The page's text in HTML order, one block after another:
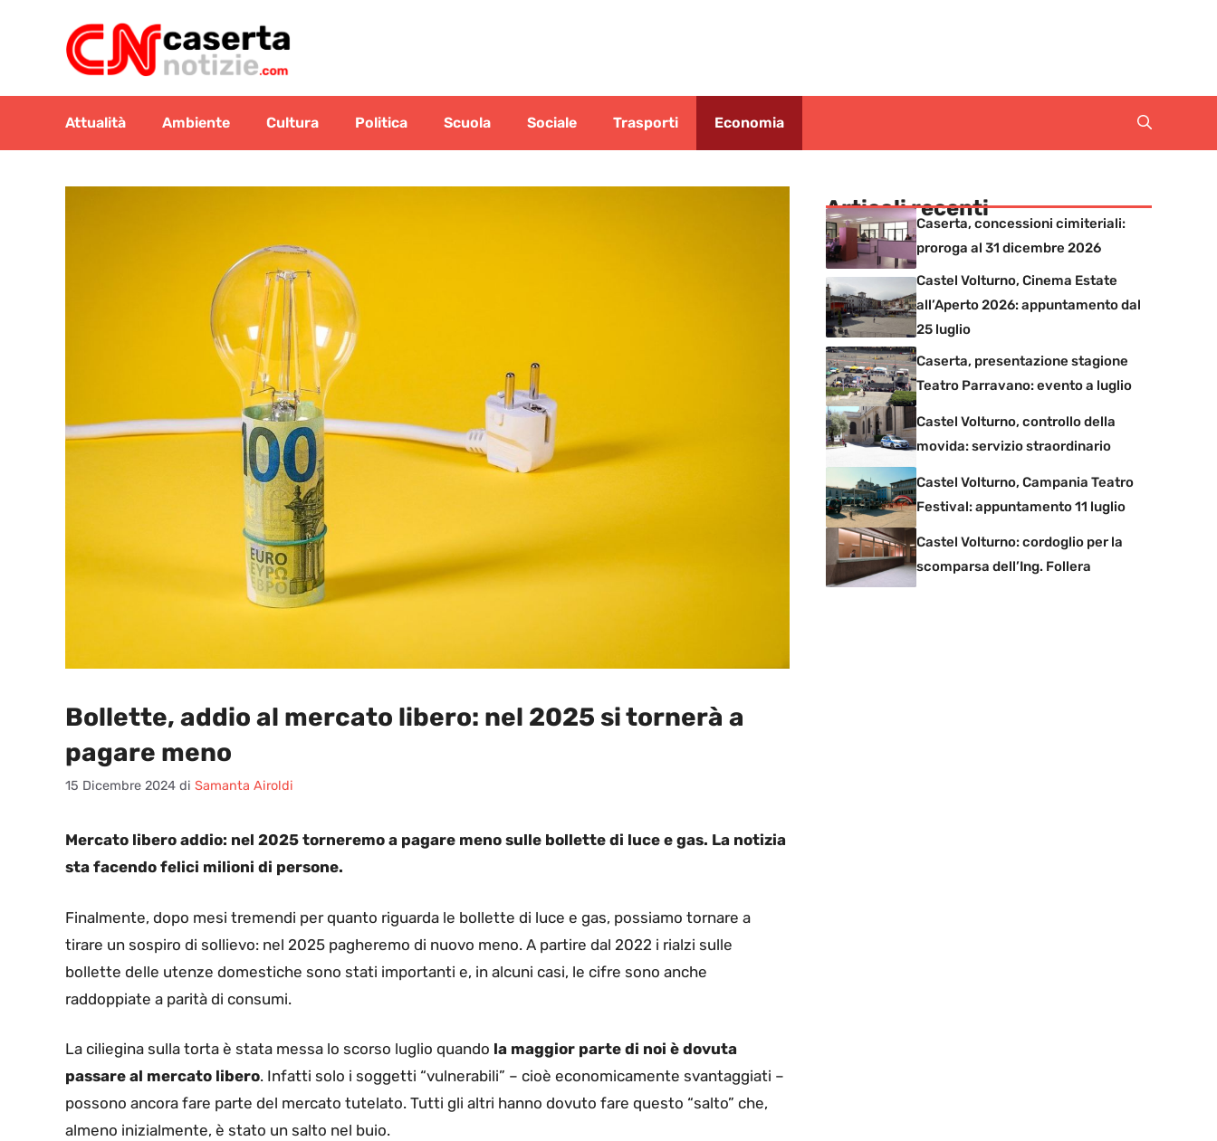
contenuto
Attualità Ambiente Cultura Politica Scuola Sociale Trasporti Economia
Bollette, addio al mercato libero: nel 2025 si tornerà a
pagare meno
15 Dicembre 2024 di Samanta Airoldi
Mercato libero addio: nel 2025 torneremo a pagare meno sulle bollette di luce e gas. La notizia
sta facendo felici milioni di persone.
Finalmente, dopo mesi tremendi per quanto riguarda le bollette di luce e gas, possiamo tornare a
tirare un sospiro di sollievo: nel 2025 pagheremo di nuovo meno. A partire dal 2022 i rialzi sulle
bollette delle utenze domestiche sono stati importanti e, in alcuni casi, le cifre sono anche
raddoppiate a parità di consumi.
La ciliegina sulla torta è stata messa lo scorso luglio quando la maggior parte di noi è dovuta
passare al mercato libero. Infatti solo i soggetti “vulnerabili” – cioè economicamente svantaggiati –
possono ancora fare parte del mercato tutelato. Tutti gli altri hanno dovuto fare questo “salto” che,
almeno inizialmente, è stato un salto nel buio.
Articoli recenti
Caserta, concessioni cimiteriali:
proroga al 31 dicembre 2026
Castel Volturno, Cinema Estate
all’Aperto 2026: appuntamento dal
25 luglio
Caserta, presentazione stagione
Teatro Parravano: evento a luglio
Castel Volturno, controllo della
movida: servizio straordinario
Castel Volturno, Campania Teatro
Festival: appuntamento 11 luglio
Castel Volturno: cordoglio per la
scomparsa dell’Ing. Follera